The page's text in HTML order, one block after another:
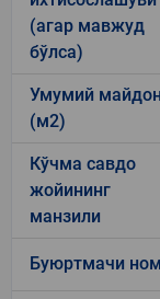
(агар мавжуд
бўлса)
Умумий
(м2)
Кўчма савдо
жойининг
манзили
Буюртмачи